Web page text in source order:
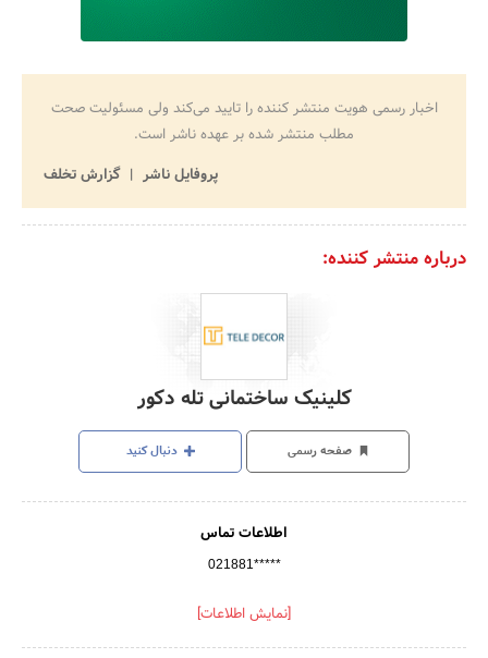
اخبار رسمی هویت منتشر کننده را تایید می‌کند ولی مسئولیت صحت
مطلب منتشر شده بر عهده ناشر است.
پروفایل ناشر
گزارش تخلف
درباره منتشر کننده:
کلینیک ساختمانی تله دکور
صفحه رسمی دنبال کنید
اطلاعات تماس
021881*****
[نمایش اطلاعات]